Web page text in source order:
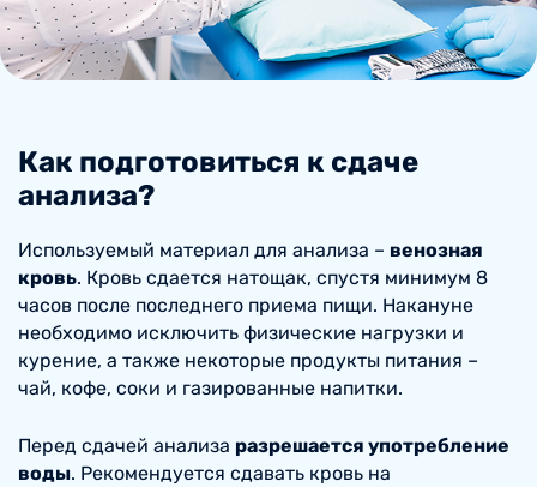
Как подготовиться к сдаче
анализа?
Используемый материал для анализа – венозная
кровь. Кровь сдается натощак, спустя минимум 8
часов после последнего приема пищи. Накануне
необходимо исключить физические нагрузки и
курение, а также некоторые продукты питания –
чай, кофе, соки и газированные напитки.
Перед сдачей анализа разрешается употребление
воды. Рекомендуется сдавать кровь на